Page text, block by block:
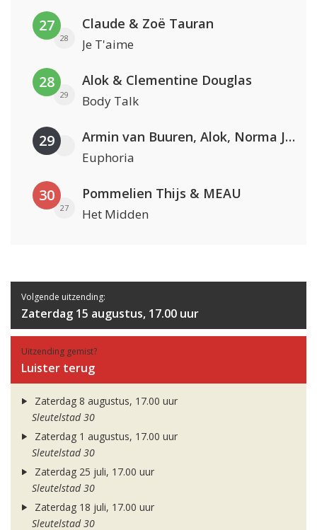
27
28
Claude & Zoë Tauran
Je T'aime
28
29
Alok & Clementine Douglas
Body Talk
29 Armin van Buuren, Alok, Norma Jean Martine & LAWRENT
Euphoria
30
27
Pommelien Thijs & MEAU
Het Midden
Volgende uitzending:
Zaterdag 15 augustus, 17.00 uur
Uitzending gemist?
Luister terug
Zaterdag 8 augustus, 17.00 uur
Sleutelstad 30
Zaterdag 1 augustus, 17.00 uur
Sleutelstad 30
Zaterdag 25 juli, 17.00 uur
Sleutelstad 30
Zaterdag 18 juli, 17.00 uur
Sleutelstad 30